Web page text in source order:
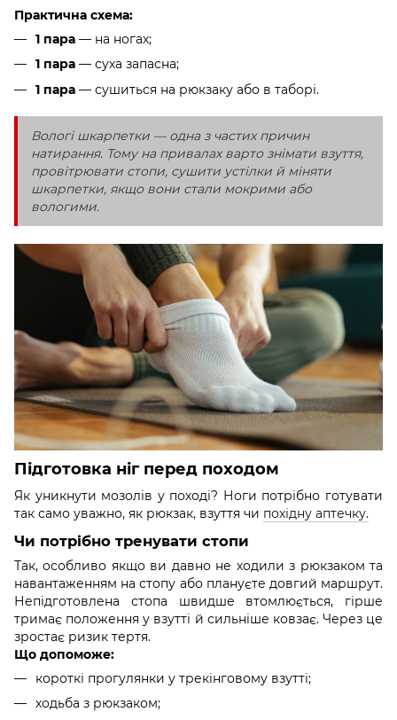
Практична схема:
1 пара — на ногах;
1 пара — суха запасна;
1 пара — сушиться на рюкзаку або в таборі.
Вологі шкарпетки — одна з частих причин
натирання. Тому на привалах варто знімати взуття,
провітрювати стопи, сушити устілки й міняти
шкарпетки, якщо вони стали мокрими або
вологими.
Підготовка ніг перед походом
Як уникнути мозолів у поході? Ноги потрібно готувати
так само уважно, як рюкзак, взуття чи похідну аптечку.
Чи потрібно тренувати стопи
Так, особливо якщо ви давно не ходили з рюкзаком та
навантаженням на стопу або плануєте довгий маршрут.
Непідготовлена стопа швидше втомлюється, гірше
тримає положення у взутті й сильніше ковзає. Через це
зростає ризик тертя.
Що допоможе:
короткі прогулянки у трекінговому взутті;
ходьба з рюкзаком;